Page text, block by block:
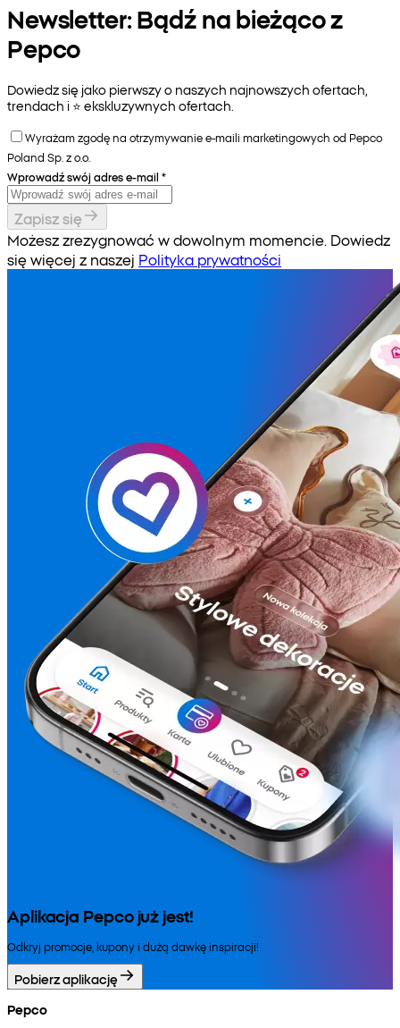
Newsletter: Bądź na bieżąco z
Pepco
Dowiedz się jako pierwszy o naszych najnowszych ofertach,
trendach i ⭐️ ekskluzywnych ofertach.
Wyrażam zgodę na otrzymywanie e-maili marketingowych od Pepco
Poland Sp. z o.o.
Wprowadź swój adres e-mail *
Zapisz się
Możesz zrezygnować w dowolnym momencie. Dowiedz
się więcej z naszej Polityka prywatności
Aplikacja Pepco już jest!
Odkryj promocje, kupony i dużą dawkę inspiracji!
Pobierz aplikację
Pepco